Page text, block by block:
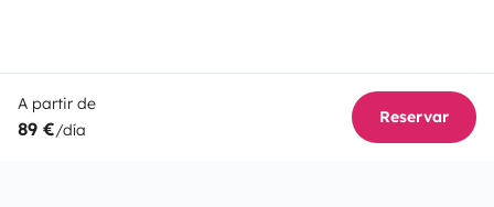
A partir de
89 €/día
Reservar